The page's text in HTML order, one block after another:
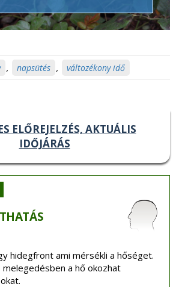
, napsütés , változékony idő
ELŐREJELZÉS, AKTUÁLIS
IDŐJÁRÁS
hidegfront ami mérsékli a hőséget.
a hő okozhat